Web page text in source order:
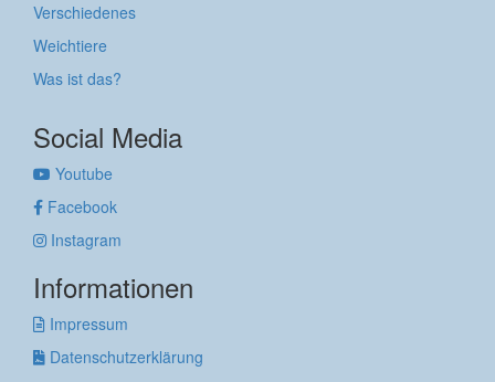
Verschiedenes
Weichtiere
Was ist das?
Social Media
Youtube
Facebook
Instagram
Informationen
Impressum
Datenschutzerklärung